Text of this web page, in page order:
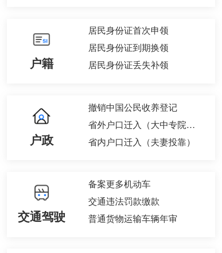
户籍
居民身份证首次申领
居民身份证到期换领
居民身份证丢失补领
户政
撤销中国公民收养登记
省外户口迁入（大中专院校毕业生就业落户）
省内户口迁入（夫妻投靠）
交通驾驶
备案更多机动车
交通违法罚款缴款
普通货物运输车辆年审